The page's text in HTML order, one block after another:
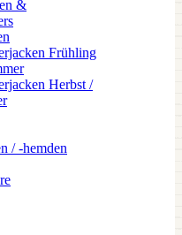
&
Frühling
Herbst /
/ -hemden